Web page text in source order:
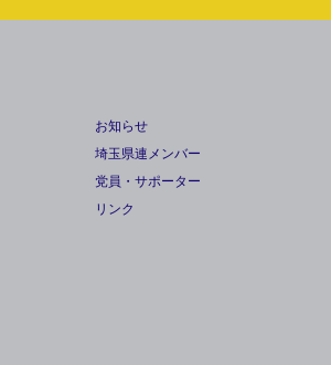
お知らせ
埼玉県連メンバー
党員・サポーター
リンク